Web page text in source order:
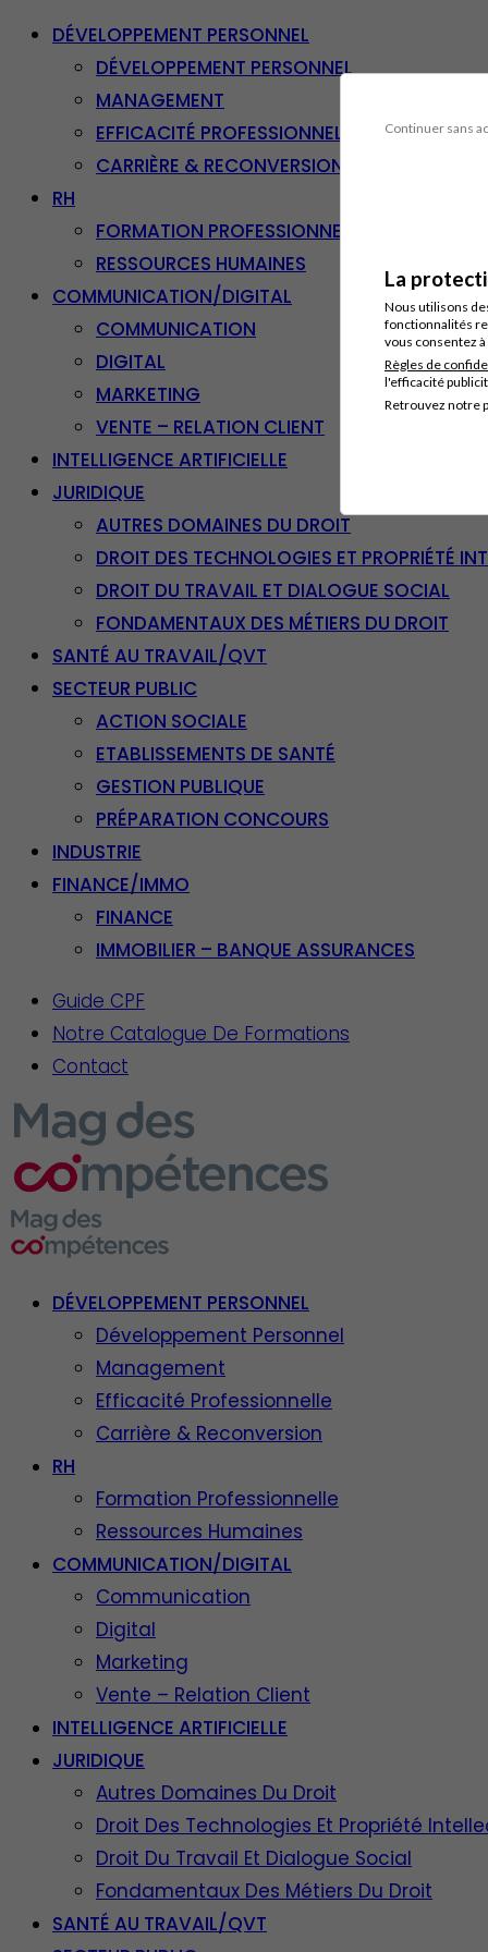
Continuer sans
La
Nous utilisons
fonctionnalités
vous consentez
Règles de
l'efficacité
Retrouvez notre
DÉVELOPPEMENT PERSONNEL
DÉVELOPPEMENT PERSONNEL
MANAGEMENT
EFFICACITÉ PROFESSIONNELLE
CARRIÈRE & RECONVERSION
RH
FORMATION PROFESSIONNELLE
RESSOURCES HUMAINES
COMMUNICATION/DIGITAL
COMMUNICATION
DIGITAL
MARKETING
VENTE – RELATION CLIENT
INTELLIGENCE ARTIFICIELLE
JURIDIQUE
AUTRES DOMAINES DU DROIT
DROIT DES TECHNOLOGIES ET PROPRIÉTÉ
DROIT DU TRAVAIL ET DIALOGUE SOCIAL
FONDAMENTAUX DES MÉTIERS DU DROIT
SANTÉ AU TRAVAIL/QVT
SECTEUR PUBLIC
ACTION SOCIALE
ETABLISSEMENTS DE SANTÉ
GESTION PUBLIQUE
PRÉPARATION CONCOURS
INDUSTRIE
FINANCE/IMMO
FINANCE
IMMOBILIER – BANQUE ASSURANCES
Guide CPF
Notre Catalogue De Formations
Contact
DÉVELOPPEMENT PERSONNEL
Développement Personnel
Management
Efficacité Professionnelle
Carrière & Reconversion
RH
Formation Professionnelle
Ressources Humaines
COMMUNICATION/DIGITAL
Communication
Digital
Marketing
Vente – Relation Client
INTELLIGENCE ARTIFICIELLE
JURIDIQUE
Autres Domaines Du Droit
Droit Des Technologies Et Propriété
Droit Du Travail Et Dialogue Social
Fondamentaux Des Métiers Du Droit
SANTÉ AU TRAVAIL/QVT